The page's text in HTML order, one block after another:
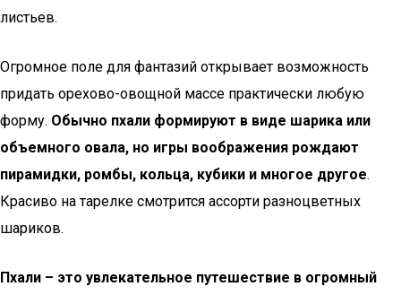
листьев.
Огромное поле для фантазий открывает возможность
придать орехово-овощной массе практически любую
форму. Обычно пхали формируют в виде шарика или
объемного овала, но игры воображения рождают
пирамидки, ромбы, кольца, кубики и многое другое.
Красиво на тарелке смотрится ассорти разноцветных
шариков.
Пхали – это увлекательное путешествие в огромный